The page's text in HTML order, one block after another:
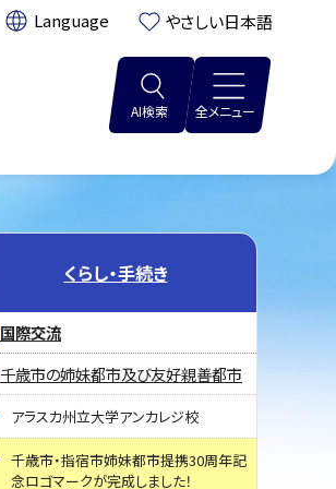
翻訳: やさしい日本語
AI検索 全メニュー
くらし・手続き
国際交流
千歳市の姉妹都市及び友好親善都市
アラスカ州立大学アンカレジ校
千歳市・指宿市姉妹都市提携30周年記
念ロゴマークが完成しました！